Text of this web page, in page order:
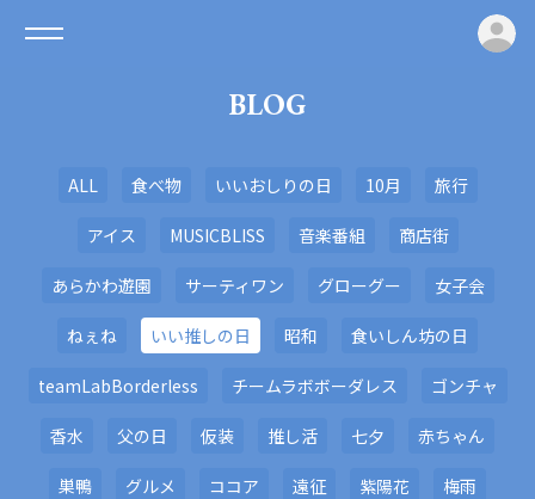
BLOG
ALL 食べ物 いいおしりの日 10月 旅行
アイス MUSICBLISS 音楽番組 商店街
あらかわ遊園 サーティワン グローグー 女子会
ねぇね いい推しの日 昭和 食いしん坊の日
teamLabBorderless チームラボボーダレス ゴンチャ
香水 父の日 仮装 推し活 七夕 赤ちゃん
巣鴨 グルメ ココア 遠征 紫陽花 梅雨